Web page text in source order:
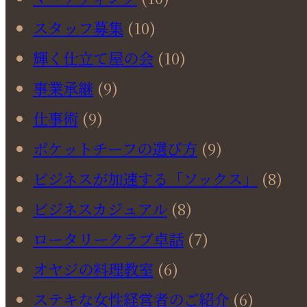
スタッフ募集 (10)
輝く仕立て屋の会 (10)
事業承継 (9)
仕事術 (9)
ポケットチーフの選び方 (9)
ビジネスが加速する「ソックス」
(8)
ビジネスカジュアル (8)
ロータリークラブ卓話 (7)
オヤジの料理教室 (6)
ステキな女性経営者のご紹介 (6)